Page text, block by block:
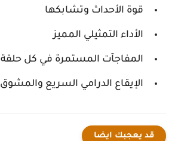
قوة الأحداث وتشابكها
الأداء التمثيلي المميز
المفاجآت المستمرة في كل حلقة
الإيقاع الدرامي السريع والمشوق
قد يعجبك ايضا